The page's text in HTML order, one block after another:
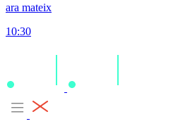
ara mateix
10:30